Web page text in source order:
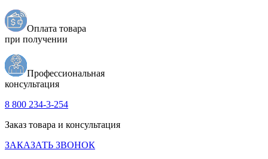
Оплата товара
при получении
Профессиональная
консультация
8 800 234-3-254
Заказ товара и консультация
ЗАКАЗАТЬ ЗВОНОК